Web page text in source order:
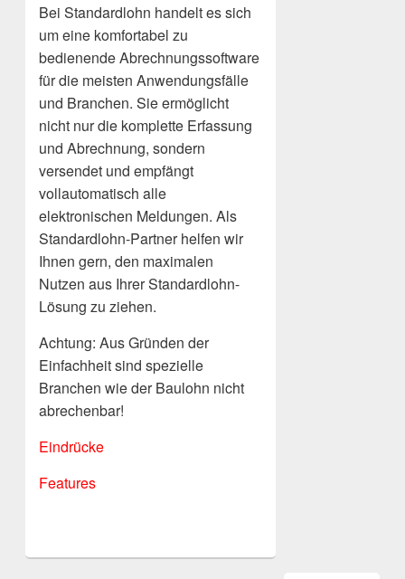
Bei Standardlohn handelt es sich
um eine komfortabel zu
bedienende Abrechnungssoftware
für die meisten Anwendungsfälle
und Branchen. Sie ermöglicht
nicht nur die komplette Erfassung
und Abrechnung, sondern
versendet und empfängt
vollautomatisch alle
elektronischen Meldungen. Als
Standardlohn-Partner helfen wir
Ihnen gern, den maximalen
Nutzen aus Ihrer Standardlohn-
Lösung zu ziehen.
Achtung: Aus Gründen der
Einfachheit sind spezielle
Branchen wie der Baulohn nicht
abrechenbar!
Eindrücke
Features